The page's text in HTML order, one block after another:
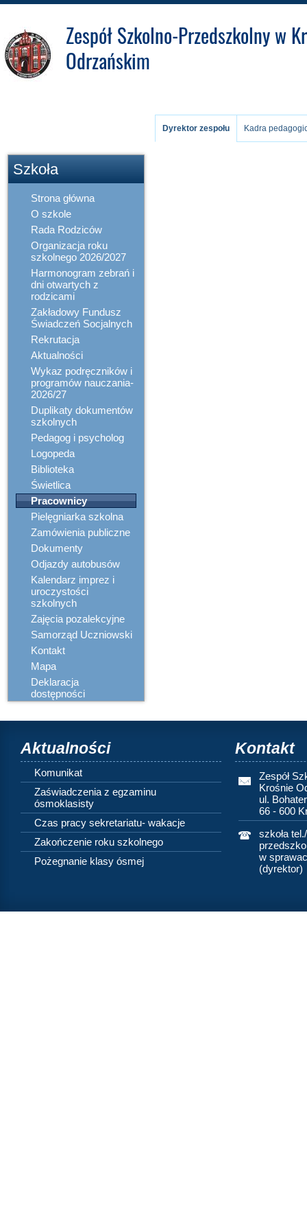
Zespół Szkolno-Przedszkolny w
Odrzańskim
Szkoła
Strona główna
O szkole
Rada Rodziców
Organizacja roku
szkolnego 2026/2027
Harmonogram zebrań i
dni otwartych z
rodzicami
Zakładowy Fundusz
Świadczeń Socjalnych
Rekrutacja
Aktualności
Wykaz podręczników i
programów nauczania-
2026/27
Duplikaty dokumentów
szkolnych
Pedagog i psycholog
Logopeda
Biblioteka
Świetlica
Pracownicy
Pielęgniarka szkolna
Zamówienia publiczne
Dokumenty
Odjazdy autobusów
Kalendarz imprez i
uroczystości
szkolnych
Zajęcia pozalekcyjne
Samorząd Uczniowski
Kontakt
Mapa
Deklaracja
dostępności
Dyrektor zespołu Kadra
Aktualności
Komunikat
Zaświadczenia z egzaminu
ósmoklasisty
Czas pracy sekretariatu- wakacje
Zakończenie roku szkolnego
Pożegnanie klasy ósmej
Kontakt
Zespół
Krośnie
ul.
66 - 600
szkoła
w
(dyrektor)